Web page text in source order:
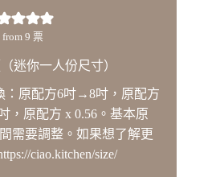
from 9 票
迷你一人份尺寸）
：原配方6吋→8吋，原配方
，原配方 x 0.56。基本原
需要調整。如果想了解更
ciao.kitchen/size/